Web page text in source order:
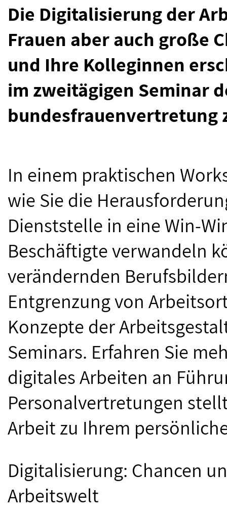
Die Digitalisierung der
Frauen aber auch große
und Ihre Kolleginnen
im zweitägigen Seminar
bundesfrauenvertretung
In einem praktischen
wie Sie die
Dienststelle in eine Win-
Beschäftigte verwandeln
verändernden
Entgrenzung von
Konzepte der
Seminars. Erfahren Sie
digitales Arbeiten an
Personalvertretungen
Arbeit zu Ihrem
Digitalisierung: Chancen
Arbeitswelt